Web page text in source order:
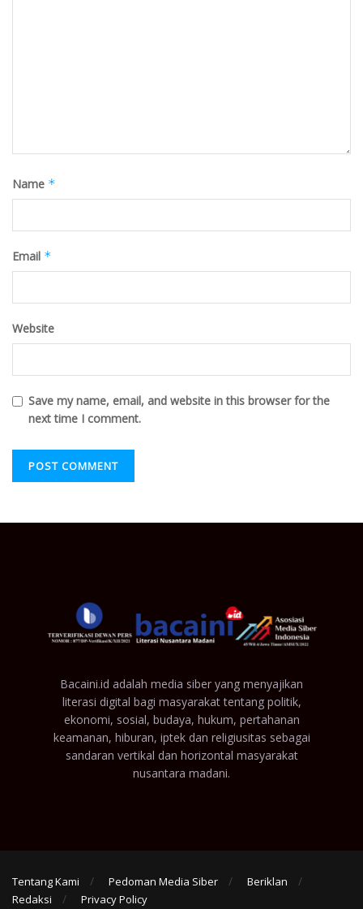
Name *
Email *
Website
Save my name, email, and website in this browser for the
next time I comment.
Bacaini.id adalah media siber yang menyajikan
literasi digital bagi masyarakat tentang politik,
ekonomi, sosial, budaya, hukum, pertahanan
keamanan, hiburan, iptek dan religiusitas sebagai
sandaran vertikal dan horizontal masyarakat
nusantara madani.
Tentang Kami Pedoman Media Siber
Beriklan
Redaksi
Privacy Policy